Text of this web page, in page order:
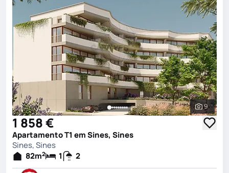
Ver
9
1 858 €
Apartamento T1 em Sines, Sines
Sines, Sines
82m2 1 2